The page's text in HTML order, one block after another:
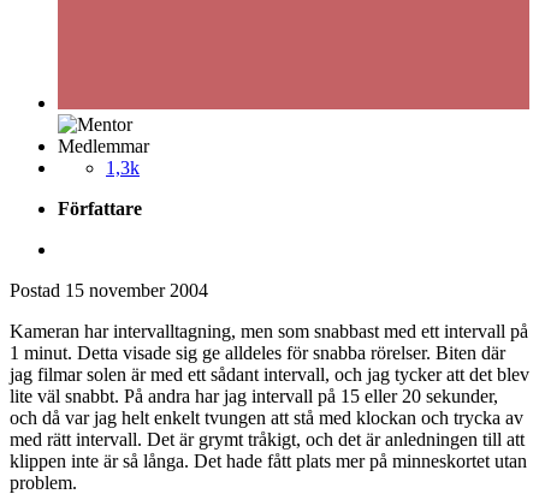
Medlemmar
1,3k
Författare
Postad 15 november 2004
Kameran har intervalltagning, men som snabbast med ett intervall på
1 minut. Detta visade sig ge alldeles för snabba rörelser. Biten där
jag filmar solen är med ett sådant intervall, och jag tycker att det blev
lite väl snabbt. På andra har jag intervall på 15 eller 20 sekunder,
och då var jag helt enkelt tvungen att stå med klockan och trycka av
med rätt intervall. Det är grymt tråkigt, och det är anledningen till att
klippen inte är så långa. Det hade fått plats mer på minneskortet utan
problem.